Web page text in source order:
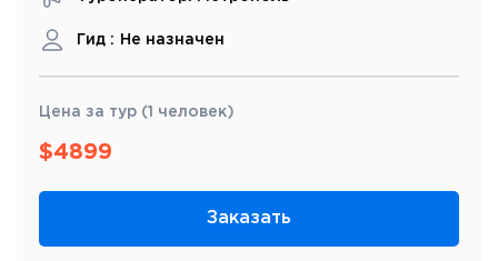
Гид : Не назначен
Цена за тур (1 человек)
$4899
Заказать